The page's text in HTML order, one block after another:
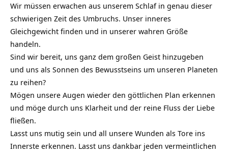
Wir müssen erwachen aus unserem Schlaf in genau dieser
schwierigen Zeit des Umbruchs. Unser inneres
Gleichgewicht finden und in unserer wahren Größe
handeln.
Sind wir bereit, uns ganz dem großen Geist hinzugeben
und uns als Sonnen des Bewusstseins um unseren Planeten
zu reihen?
Mögen unsere Augen wieder den göttlichen Plan erkennen
und möge durch uns Klarheit und der reine Fluss der Liebe
fließen.
Lasst uns mutig sein und all unsere Wunden als Tore ins
Innerste erkennen. Lasst uns dankbar jeden vermeintlichen